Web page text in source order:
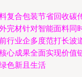
复合包装节省回收碳
完材针对智能面料同
行业企多度范打长波
心成果全面实现价值
色新且生活